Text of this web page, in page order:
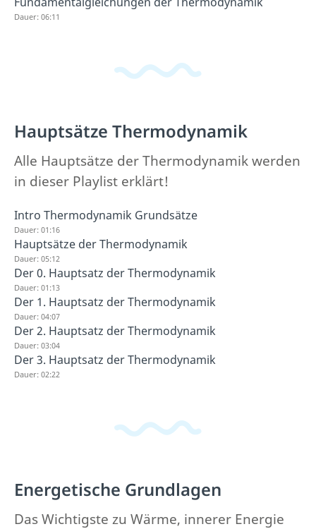
Dauer: 06:11
Hauptsätze Thermodynamik
Alle Hauptsätze der Thermodynamik werden
in dieser Playlist erklärt!
Intro Thermodynamik Grundsätze
Dauer: 01:16
Hauptsätze der Thermodynamik
Dauer: 05:12
Der 0. Hauptsatz der Thermodynamik
Dauer: 01:13
Der 1. Hauptsatz der Thermodynamik
Dauer: 04:07
Der 2. Hauptsatz der Thermodynamik
Dauer: 03:04
Der 3. Hauptsatz der Thermodynamik
Dauer: 02:22
Energetische Grundlagen
Das Wichtigste zu Wärme, innerer Energie